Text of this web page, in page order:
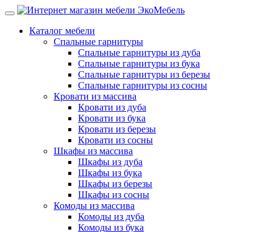
Каталог мебели
Спальные гарнитуры
Спальные гарнитуры из дуба
Спальные гарнитуры из бука
Спальные гарнитуры из березы
Спальные гарнитуры из сосны
Кровати из массива
Кровати из дуба
Кровати из бука
Кровати из березы
Кровати из сосны
Шкафы из массива
Шкафы из дуба
Шкафы из бука
Шкафы из березы
Шкафы из сосны
Комоды из массива
Комоды из дуба
Комоды из бука